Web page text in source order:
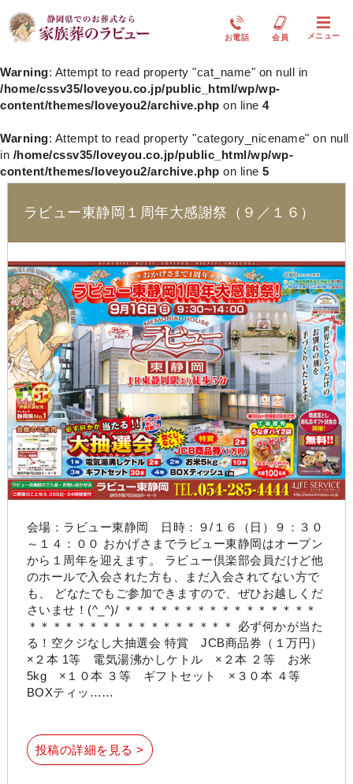
お電話 会員 メニュー
Warning: Attempt to read property "cat_name" on null in
/home/cssv35/loveyou.co.jp/public_html/wp/wp-
content/themes/loveyou2/archive.php on line 4
Warning: Attempt to read property "category_nicename" on null
in /home/cssv35/loveyou.co.jp/public_html/wp/wp-
content/themes/loveyou2/archive.php on line 5
ラビュー東静岡１周年大感謝祭（９／１６）
会場：ラビュー東静岡 日時：９/１６（日）９：３０
～１４：００ おかげさまでラビュー東静岡はオープン
から１周年を迎えます。 ラビュー倶楽部会員だけど他
のホールで入会された方も、まだ入会されてない方で
も、 どなたでもご参加できますので、ぜひお越しくだ
さいませ！(^_^)/ ＊＊＊＊＊＊＊＊＊＊＊＊＊＊＊＊
＊＊＊＊＊＊＊＊＊＊＊＊＊＊＊＊＊ 必ず何かが当た
る！空クジなし大抽選会 特賞 JCB商品券（１万円）
×２本 1等 電気湯沸かしケトル ×２本 ２等 お米
5kg ×１０本 ３等 ギフトセット ×３０本 ４等
BOXティッ……
投稿の詳細を見る >